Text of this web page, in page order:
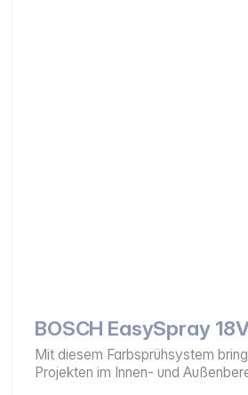
BOSCH EasySpray
Mit diesem Farbsprühsystem
Projekten im Innen- und